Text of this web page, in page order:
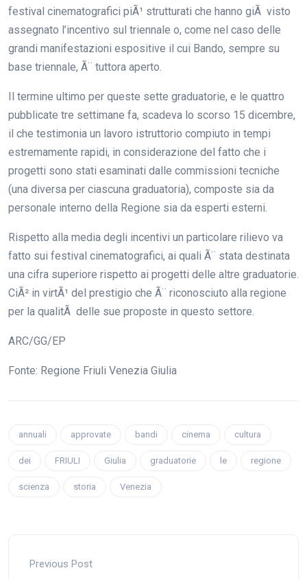
festival cinematografici piÃ¹ strutturati che hanno giÃ visto
assegnato l’incentivo sul triennale o, come nel caso delle
grandi manifestazioni espositive il cui Bando, sempre su
base triennale, Ã¨ tuttora aperto.
Il termine ultimo per queste sette graduatorie, e le quattro
pubblicate tre settimane fa, scadeva lo scorso 15 dicembre,
il che testimonia un lavoro istruttorio compiuto in tempi
estremamente rapidi, in considerazione del fatto che i
progetti sono stati esaminati dalle commissioni tecniche
(una diversa per ciascuna graduatoria), composte sia da
personale interno della Regione sia da esperti esterni.
Rispetto alla media degli incentivi un particolare rilievo va
fatto sui festival cinematografici, ai quali Ã¨ stata destinata
una cifra superiore rispetto ai progetti delle altre graduatorie.
CiÃ² in virtÃ¹ del prestigio che Ã¨ riconosciuto alla regione
per la qualitÃ delle sue proposte in questo settore.
ARC/GG/EP
Fonte: Regione Friuli Venezia Giulia
annuali approvate bandi cinema cultura
dei FRIULI Giulia graduatorie le regione
scienza storia Venezia
Previous Post